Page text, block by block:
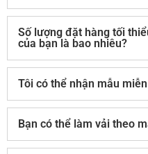
Số lượng đặt hàng tối
của bạn là bao nhiêu?
Tôi có thể nhận mẫu
Bạn có thể làm vải theo